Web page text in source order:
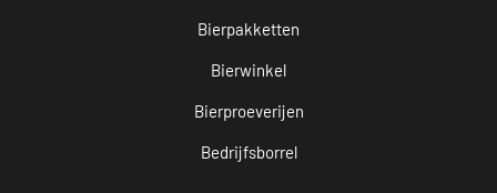
Bierpakketten
Bierwinkel
Bierproeverijen
Bedrijfsborrel